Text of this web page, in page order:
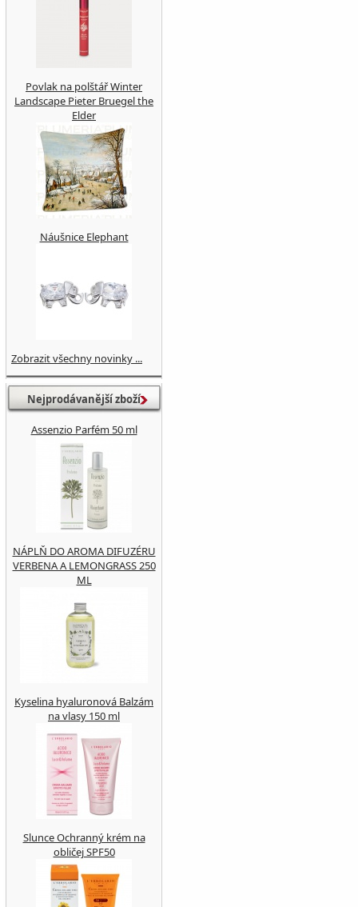
Povlak na polštář Winter
Landscape Pieter Bruegel the
Elder
Náušnice Elephant
Zobrazit všechny novinky ...
Nejprodávanější zboží
Assenzio Parfém 50 ml
NÁPLŇ DO AROMA DIFUZÉRU
VERBENA A LEMONGRASS 250
ML
Kyselina hyaluronová Balzám
na vlasy 150 ml
Slunce Ochranný krém na
obličej SPF50